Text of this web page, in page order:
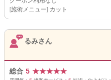
[施術メニュー] カット
るみさん
総合 5 ★★★★★